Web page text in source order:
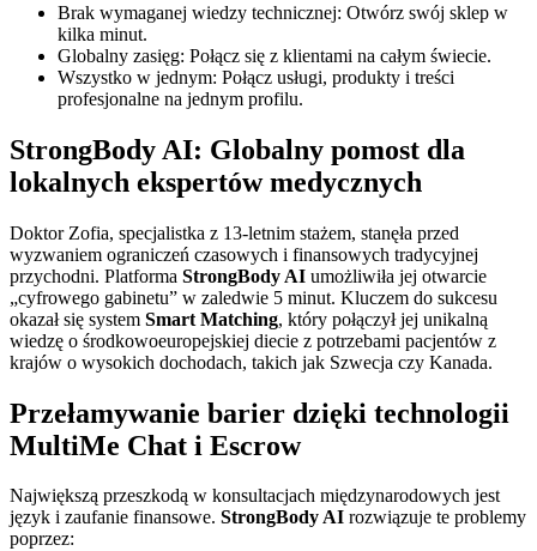
Brak wymaganej wiedzy technicznej: Otwórz swój sklep w
kilka minut.
Globalny zasięg: Połącz się z klientami na całym świecie.
Wszystko w jednym: Połącz usługi, produkty i treści
profesjonalne na jednym profilu.
StrongBody AI: Globalny pomost dla
lokalnych ekspertów medycznych
Doktor Zofia, specjalistka z 13-letnim stażem, stanęła przed
wyzwaniem ograniczeń czasowych i finansowych tradycyjnej
przychodni. Platforma StrongBody AI umożliwiła jej otwarcie
„cyfrowego gabinetu” w zaledwie 5 minut. Kluczem do sukcesu
okazał się system Smart Matching, który połączył jej unikalną
wiedzę o środkowoeuropejskiej diecie z potrzebami pacjentów z
krajów o wysokich dochodach, takich jak Szwecja czy Kanada.
Przełamywanie barier dzięki technologii
MultiMe Chat i Escrow
Największą przeszkodą w konsultacjach międzynarodowych jest
język i zaufanie finansowe. StrongBody AI rozwiązuje te problemy
poprzez: